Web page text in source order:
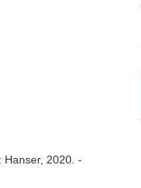
Hanser, 2020. -